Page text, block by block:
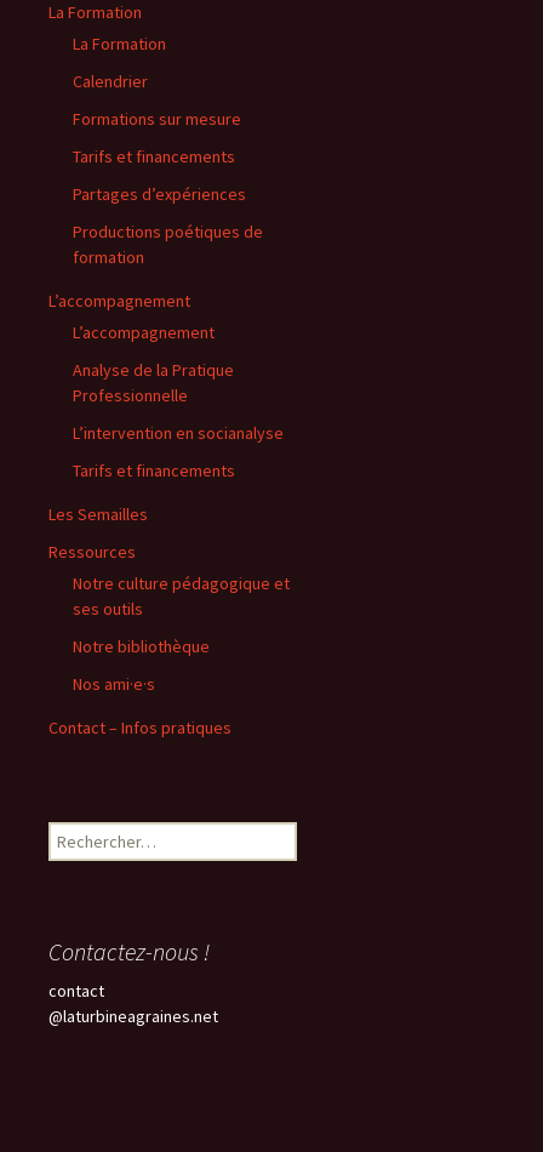
La Formation
La Formation
Calendrier
Formations sur mesure
Tarifs et financements
Partages d’expériences
Productions poétiques de
formation
L’accompagnement
L’accompagnement
Analyse de la Pratique
Professionnelle
L’intervention en socianalyse
Tarifs et financements
Les Semailles
Ressources
Notre culture pédagogique et
ses outils
Notre bibliothèque
Nos ami·e·s
Contact – Infos pratiques
Rechercher :
Contactez-nous !
contact
@laturbineagraines.net